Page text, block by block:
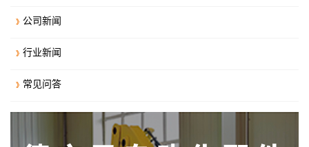
公司新闻
行业新闻
常见问答